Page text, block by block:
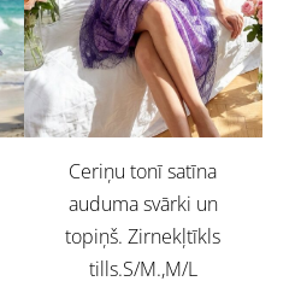
Ceriņu tonī satīna
auduma svārki un
topiņš. Zirnekļtīkls
tills.S/M.,M/L